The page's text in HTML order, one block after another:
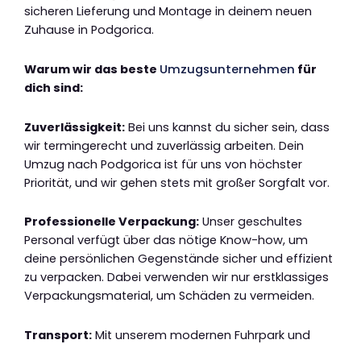
sicheren Lieferung und Montage in deinem neuen
Zuhause in Podgorica.
Warum wir das beste Umzugsunternehmen für
dich sind:
Zuverlässigkeit: Bei uns kannst du sicher sein, dass
wir termingerecht und zuverlässig arbeiten. Dein
Umzug nach Podgorica ist für uns von höchster
Priorität, und wir gehen stets mit großer Sorgfalt vor.
Professionelle Verpackung: Unser geschultes
Personal verfügt über das nötige Know-how, um
deine persönlichen Gegenstände sicher und effizient
zu verpacken. Dabei verwenden wir nur erstklassiges
Verpackungsmaterial, um Schäden zu vermeiden.
Transport: Mit unserem modernen Fuhrpark und